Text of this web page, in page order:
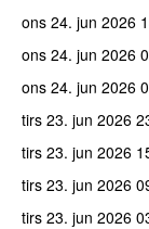
ons 24. jun 2026
ons 24. jun 2026
ons 24. jun 2026
tirs 23. jun 2026
tirs 23. jun 2026
tirs 23. jun 2026
tirs 23. jun 2026